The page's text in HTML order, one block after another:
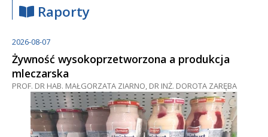
Raporty
2026-08-07
Żywność wysokoprzetworzona a produkcja
mleczarska
PROF. DR HAB. MAŁGORZATA ZIARNO, DR INŻ. DOROTA ZARĘBA